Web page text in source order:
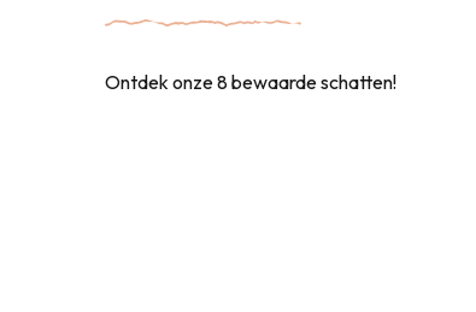
Ontdek onze 8 bewaarde schatten!